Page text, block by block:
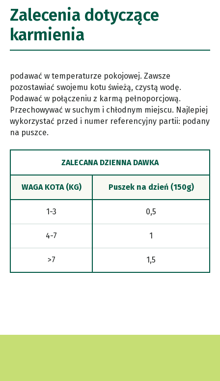
Zalecenia dotyczące
karmienia
podawać w temperaturze pokojowej. Zawsze
pozostawiać swojemu kotu świeżą, czystą wodę.
Podawać w połączeniu z karmą pełnoporcjową.
Przechowywać w suchym i chłodnym miejscu. Najlepiej
wykorzystać przed i numer referencyjny partii: podany
na puszce.
ZALECANA DZIENNA DAWKA
WAGA KOTA (KG) Puszek na dzień (150g)
1-3 0,5
4-7 1
>7 1,5